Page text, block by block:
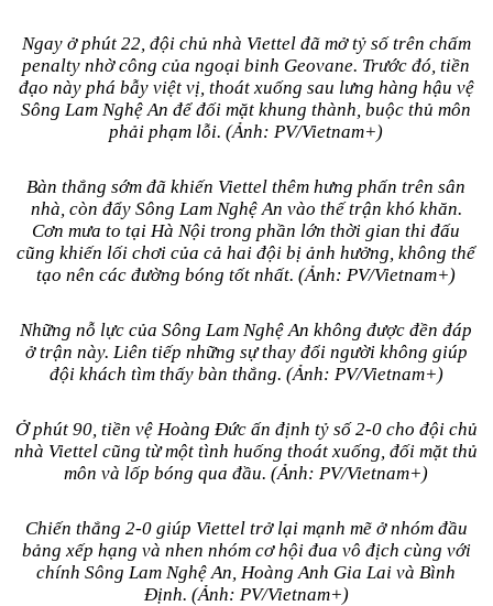
Ngay ở phút 22, đội chủ nhà Viettel đã mở tỷ số trên chấm
penalty nhờ công của ngoại binh Geovane. Trước đó, tiền
đạo này phá bẫy việt vị, thoát xuống sau lưng hàng hậu vệ
Sông Lam Nghệ An để đối mặt khung thành, buộc thủ môn
phải phạm lỗi. (Ảnh: PV/Vietnam+)
Bàn thắng sớm đã khiến Viettel thêm hưng phấn trên sân
nhà, còn đẩy Sông Lam Nghệ An vào thế trận khó khăn.
Cơn mưa to tại Hà Nội trong phần lớn thời gian thi đấu
cũng khiến lối chơi của cả hai đội bị ảnh hưởng, không thể
tạo nên các đường bóng tốt nhất. (Ảnh: PV/Vietnam+)
Những nỗ lực của Sông Lam Nghệ An không được đền đáp
ở trận này. Liên tiếp những sự thay đổi người không giúp
đội khách tìm thấy bàn thắng. (Ảnh: PV/Vietnam+)
Ở phút 90, tiền vệ Hoàng Đức ấn định tỷ số 2-0 cho đội chủ
nhà Viettel cũng từ một tình huống thoát xuống, đối mặt thủ
môn và lốp bóng qua đầu. (Ảnh: PV/Vietnam+)
Chiến thắng 2-0 giúp Viettel trở lại mạnh mẽ ở nhóm đầu
bảng xếp hạng và nhen nhóm cơ hội đua vô địch cùng với
chính Sông Lam Nghệ An, Hoàng Anh Gia Lai và Bình
Định. (Ảnh: PV/Vietnam+)